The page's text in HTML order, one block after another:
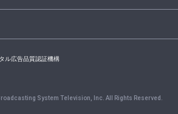
ル広告品質認証機構
System Television, Inc. All Rights Reserved.